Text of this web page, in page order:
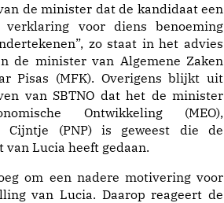
de minister dat de kandidaat een
verklaring voor diens benoeming
zo staat in het advies
de minister van Algemene Zaken
Pisas (MFK). Overigens blijkt uit
van SBTNO dat het de minister
Ontwikkeling (MEO),
Cijntje (PNP) is geweest die de
van Lucia heeft gedaan.
om een nadere motivering voor
van Lucia. Daarop reageert de